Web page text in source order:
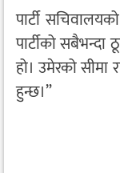
पार्टी
पार्टीको सबैभन्दा
हो। उमेरको सीमा
हुन्छ।”